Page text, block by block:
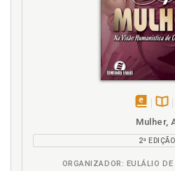
eBook
na
B.V.
Mulher,
2ª EDIÇÃO
ORGANIZADOR: EULÁLIO